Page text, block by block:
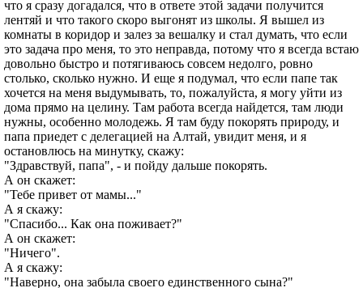
что я сразу догадался, что в ответе этой задачи получится
лентяй и что такого скоро выгонят из школы. Я вышел из
комнаты в коридор и залез за вешалку и стал думать, что если
это задача про меня, то это неправда, потому что я всегда встаю
довольно быстро и потягиваюсь совсем недолго, ровно
столько, сколько нужно. И еще я подумал, что если папе так
хочется на меня выдумывать, то, пожалуйста, я могу уйти из
дома прямо на целину. Там работа всегда найдется, там люди
нужны, особенно молодежь. Я там буду покорять природу, и
папа приедет с делегацией на Алтай, увидит меня, и я
остановлюсь на минутку, скажу:
"Здравствуй, папа", - и пойду дальше покорять.
А он скажет:
"Тебе привет от мамы..."
А я скажу:
"Спасибо... Как она поживает?"
А он скажет:
"Ничего".
А я скажу:
"Наверно, она забыла своего единственного сына?"